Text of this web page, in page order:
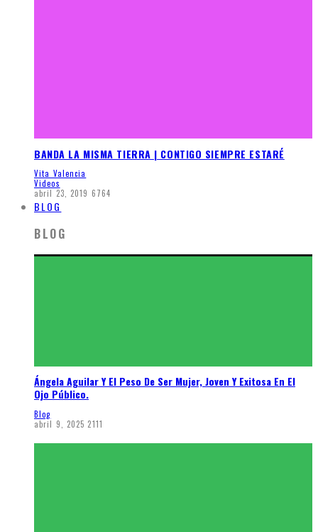
BANDA LA MISMA TIERRA | CONTIGO SIEMPRE ESTARÉ
Vita Valencia
Videos
abril 23, 2019 6764
BLOG
BLOG
Ángela Aguilar Y El Peso De Ser Mujer, Joven Y Exitosa En El
Ojo Público.
Blog
abril 9, 2025 2111